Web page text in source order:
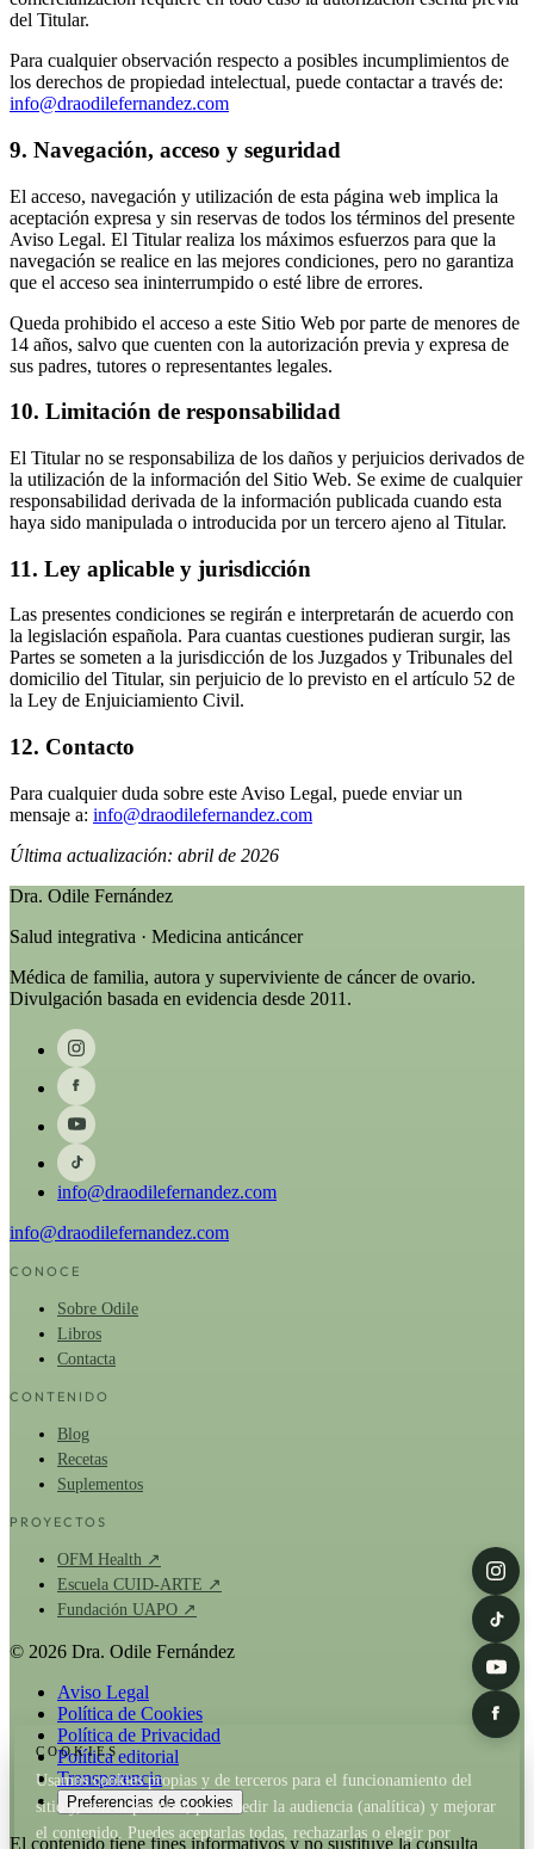
del Titular.
Para cualquier observación respecto a posibles incumplimientos de
los derechos de propiedad intelectual, puede contactar a través de:
info@draodilefernandez.com
9. Navegación, acceso y seguridad
El acceso, navegación y utilización de esta página web implica la
aceptación expresa y sin reservas de todos los términos del presente
Aviso Legal. El Titular realiza los máximos esfuerzos para que la
navegación se realice en las mejores condiciones, pero no garantiza
que el acceso sea ininterrumpido o esté libre de errores.
Queda prohibido el acceso a este Sitio Web por parte de menores de
14 años, salvo que cuenten con la autorización previa y expresa de
sus padres, tutores o representantes legales.
10. Limitación de responsabilidad
El Titular no se responsabiliza de los daños y perjuicios derivados de
la utilización de la información del Sitio Web. Se exime de cualquier
responsabilidad derivada de la información publicada cuando esta
haya sido manipulada o introducida por un tercero ajeno al Titular.
11. Ley aplicable y jurisdicción
Las presentes condiciones se regirán e interpretarán de acuerdo con
la legislación española. Para cuantas cuestiones pudieran surgir, las
Partes se someten a la jurisdicción de los Juzgados y Tribunales del
domicilio del Titular, sin perjuicio de lo previsto en el artículo 52 de
la Ley de Enjuiciamiento Civil.
12. Contacto
Para cualquier duda sobre este Aviso Legal, puede enviar un
mensaje a: info@draodilefernandez.com
Última actualización: abril de 2026
Dra. Odile Fernández
Salud integrativa · Medicina anticáncer
Médica de familia, autora y superviviente de cáncer de ovario.
Divulgación basada en evidencia desde 2011.
info@draodilefernandez.com
info@draodilefernandez.com
CONOCE
Sobre Odile
Libros
Contacta
CONTENIDO
Blog
Recetas
Suplementos
PROYECTOS
OFM Health ↗
Escuela CUID-ARTE ↗
Fundación UAPO ↗
© 2026 Dra. Odile Fernández
Aviso Legal
Política de Cookies
Política de Privacidad
Política editorial
Transparencia
Preferencias de cookies
El contenido tiene fines informativos y no sustituye la consulta
COOKIES
Usamos cookies propias y de terceros para el funcionamiento del
sitio y, con tu permiso, para medir la audiencia (analítica) y mejorar
el contenido. Puedes aceptarlas todas, rechazarlas o elegir por